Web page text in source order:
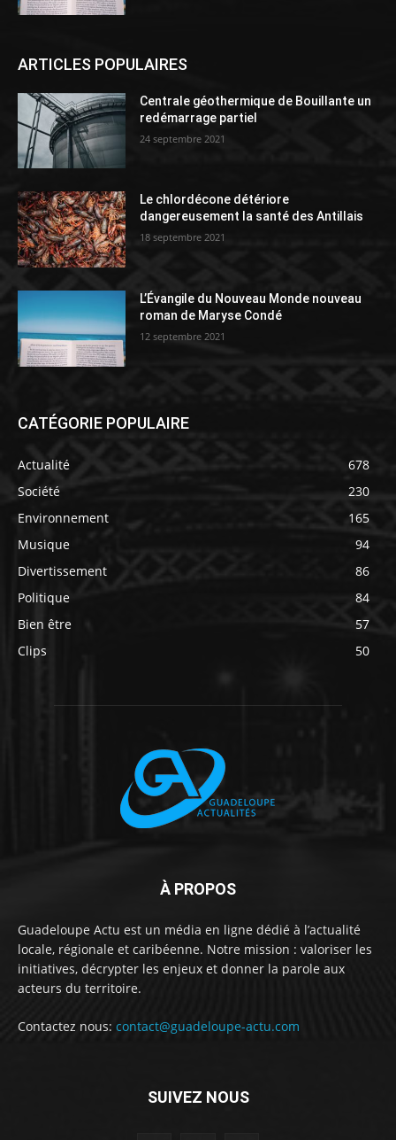
ARTICLES POPULAIRES
Centrale géothermique de Bouillante un
redémarrage partiel
24 septembre 2021
Le chlordécone détériore
dangereusement la santé des Antillais
18 septembre 2021
L’Évangile du Nouveau Monde nouveau
roman de Maryse Condé
12 septembre 2021
CATÉGORIE POPULAIRE
Actualité
678
Société
230
Environnement
165
Musique
94
Divertissement
86
Politique
84
Bien être
57
Clips
50
À PROPOS
Guadeloupe Actu est un média en ligne dédié à l’actualité
locale, régionale et caribéenne. Notre mission : valoriser les
initiatives, décrypter les enjeux et donner la parole aux
acteurs du territoire.
Contactez nous: contact@guadeloupe-actu.com
SUIVEZ NOUS